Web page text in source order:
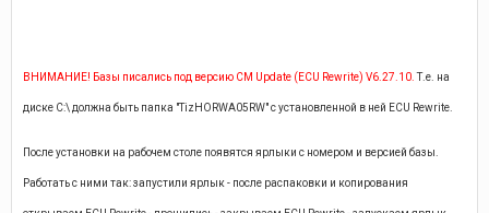
ВНИМАНИЕ! Базы писались под версию CM Update (ECU Rewrite) V6.27.10. Т.е. на
диске С:\ должна быть папка "TizHORWA05RW" с установленной в ней ECU Rewrite.
После установки на рабочем столе появятся ярлыки с номером и версией базы.
Работать с ними так: запустили ярлык - после распаковки и копирования